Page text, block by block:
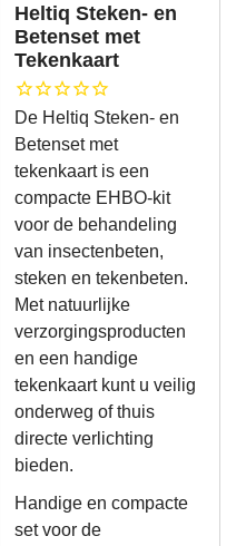
Heltiq Steken- en
Betenset met
Tekenkaart
De Heltiq Steken- en
Betenset met
tekenkaart is een
compacte EHBO-kit
voor de behandeling
van insectenbeten,
steken en tekenbeten.
Met natuurlijke
verzorgingsproducten
en een handige
tekenkaart kunt u veilig
onderweg of thuis
directe verlichting
bieden.
Handige en compacte
set voor de